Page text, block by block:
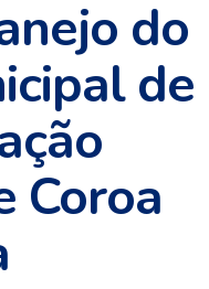
do
de
Coroa